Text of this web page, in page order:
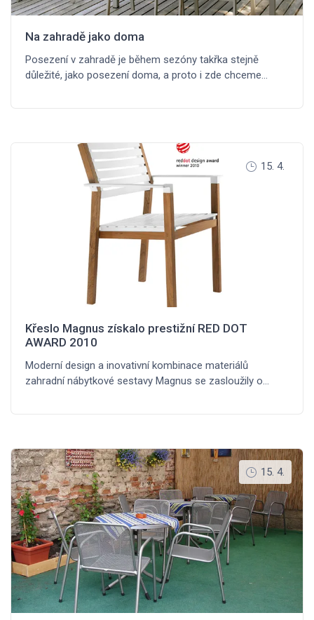
Na zahradě jako doma
Posezení v zahradě je během sezóny takřka stejně
důležité, jako posezení doma, a proto i zde chceme…
15. 4.
Křeslo Magnus získalo prestižní RED DOT
AWARD 2010
Moderní design a inovativní kombinace materiálů
zahradní nábytkové sestavy Magnus se zasloužily o…
15. 4.